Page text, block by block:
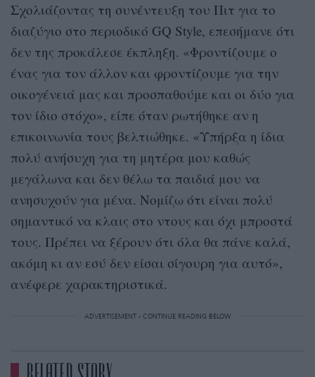
Σχολιάζοντας τη συνέντευξη του Πιτ για το
διαζύγιο στο περιοδικό GQ Style, επεσήμανε ότι
δεν της προκάλεσε έκπληξη. «Φροντίζουμε ο
ένας για τον άλλον και φροντίζουμε για την
οικογένειά μας και προσπαθούμε και οι δύο για
τον ίδιο στόχο», είπε όταν ρωτήθηκε αν η
επικοινωνία τους βελτιώθηκε. «Υπήρξα η ίδια
πολύ ανήσυχη για τη μητέρα μου καθώς
μεγάλωνα και δεν θέλω τα παιδιά μου να
ανησυχούν για μένα. Νομίζω ότι είναι πολύ
σημαντικό να κλαις στο ντους και όχι μπροστά
τους. Πρέπει να ξέρουν ότι όλα θα πάνε καλά,
ακόμη κι αν εσύ δεν είσαι σίγουρη για αυτό»,
ανέφερε χαρακτηριστικά.
ADVERTISEMENT - CONTINUE READING BELOW